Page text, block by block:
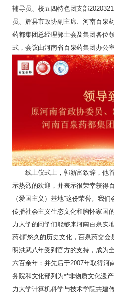
辅导员、校五四特色团支部
员、辉县市政协副主席、河南百泉
药都集团总经理郭士会及集团各位
式，会议由河南省百泉药集团办公
线上仪式上，郭新富致辞，他首
示热烈的欢迎，并表示很荣幸获得
（爱国主义）基地”这份荣誉。我
传播社会主义生态文化和胸怀家国
力大学的同学们能够来河南百泉实
药都”悠久的历史文化，百泉药交
明洪武八年受到官方的支持，成为
六百余年；并先后于2007年取得河
务院和文化部列为**非物质文化遗
力大学计算机科学与技术学院共建